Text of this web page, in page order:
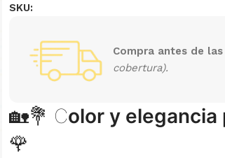
SKU:
Compra antes de
cobertura).
🏡💐 Color y elegancia
🌹